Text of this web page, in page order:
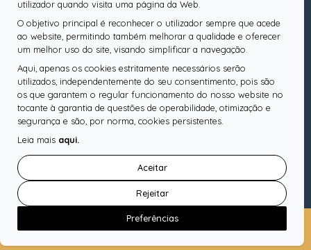
utilizador quando visita uma página da Web.
O objetivo principal é reconhecer o utilizador sempre que acede
ao website, permitindo também melhorar a qualidade e oferecer
um melhor uso do site, visando simplificar a navegação.
Aqui, apenas os cookies estritamente necessários serão
utilizados, independentemente do seu consentimento, pois são
os que garantem o regular funcionamento do nosso website no
tocante à garantia de questões de operabilidade, otimização e
segurança e são, por norma, cookies persistentes.
Leia mais aqui.
Aceitar
Rejeitar
Preferências
Subscreva a nossa Newsletter OK
SIGA-NOS
Pesquise o seu Notário
Copyright © Ordem dos Notários